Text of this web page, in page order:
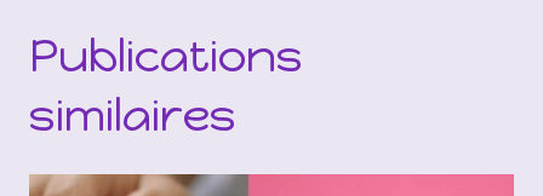
Publications
similaires